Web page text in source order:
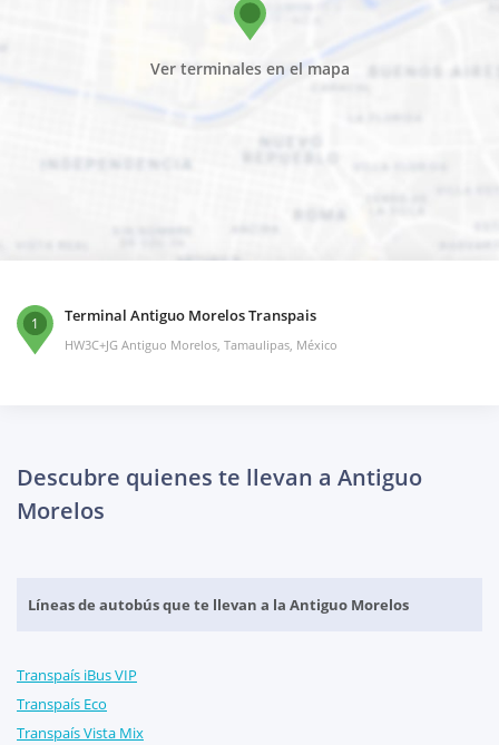
Ver terminales en el mapa
1 Terminal Antiguo Morelos Transpais
HW3C+JG Antiguo Morelos, Tamaulipas, México
Descubre quienes te llevan a Antiguo
Morelos
Líneas de autobús que te llevan a la Antiguo Morelos
Transpaís iBus VIP
Transpaís Eco
Transpaís Vista Mix